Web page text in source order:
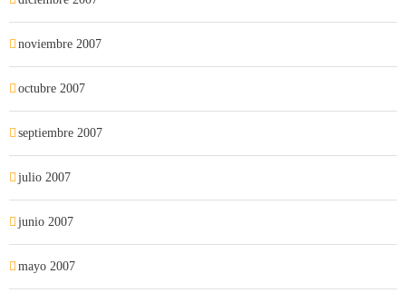
noviembre 2007
octubre 2007
septiembre 2007
julio 2007
junio 2007
mayo 2007